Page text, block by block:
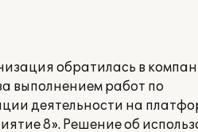
обратилась в
выполнением работ по
деятельности на
8». Решение об